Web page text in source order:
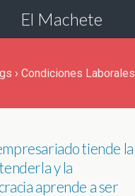
El Machete
› Condiciones Laborales
tiende la
y la
aprende a ser